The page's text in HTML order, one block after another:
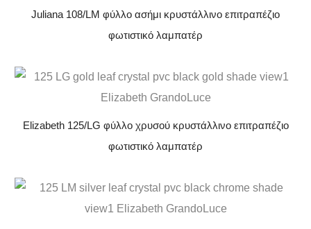
Juliana 108/LM φύλλο ασήμι κρυστάλλινο επιτραπέζιο
φωτιστικό λαμπατέρ
Elizabeth 125/LG φύλλο χρυσού κρυστάλλινο επιτραπέζιο
φωτιστικό λαμπατέρ